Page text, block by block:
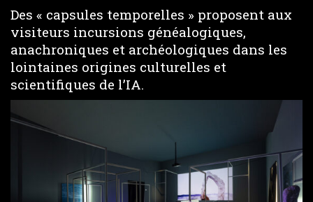
Des « capsules temporelles » proposent aux
visiteurs incursions généalogiques,
anachroniques et archéologiques dans les
lointaines origines culturelles et
scientifiques de l’IA.